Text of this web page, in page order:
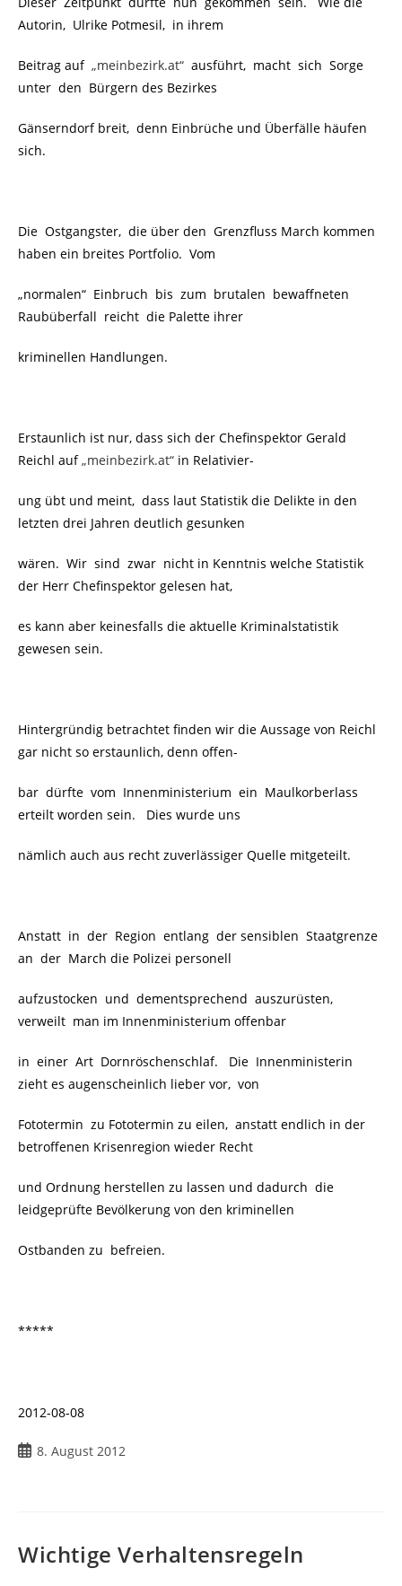
Autorin, Ulrike Potmesil, in ihrem
Beitrag auf „meinbezirk.at“ ausführt, macht sich Sorge
unter den Bürgern des Bezirkes
Gänserndorf breit, denn Einbrüche und Überfälle häufen
sich.
Die Ostgangster, die über den Grenzfluss March kommen
haben ein breites Portfolio. Vom
„normalen“ Einbruch bis zum brutalen bewaffneten
Raubüberfall reicht die Palette ihrer
kriminellen Handlungen.
Erstaunlich ist nur, dass sich der Chefinspektor Gerald
Reichl auf„meinbezirk.at“ in Relativier-
ung übt und meint, dass laut Statistik die Delikte in den
letzten drei Jahren deutlich gesunken
wären. Wir sind zwar nicht in Kenntnis welche Statistik
der Herr Chefinspektor gelesen hat,
es kann aber keinesfalls die aktuelle Kriminalstatistik
gewesen sein.
Hintergründig betrachtet finden wir die Aussage von Reichl
gar nicht so erstaunlich, denn offen-
bar dürfte vom Innenministerium ein Maulkorberlass
erteilt worden sein. Dies wurde uns
nämlich auch aus recht zuverlässiger Quelle mitgeteilt.
Anstatt in der Region entlang der sensiblen Staatgrenze
an der March die Polizei personell
aufzustocken und dementsprechend auszurüsten,
verweilt man im Innenministerium offenbar
in einer Art Dornröschenschlaf. Die Innenministerin
zieht es augenscheinlich lieber vor, von
Fototermin zu Fototermin zu eilen, anstatt endlich in der
betroffenen Krisenregion wieder Recht
und Ordnung herstellen zu lassen und dadurch die
leidgeprüfte Bevölkerung von den kriminellen
Ostbanden zu befreien.
*****
2012-08-08
Beitrag8. August 2012
Wichtige Verhaltensregeln